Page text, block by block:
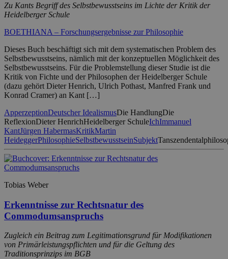
Zu Kants Begriff des Selbstbewusstseins im Lichte der Kritik der
Heidelberger Schule
BOETHIANA – Forschungsergebnisse zur Philosophie
Dieses Buch beschäftigt sich mit dem systematischen Problem des
Selbstbewusstseins, nämlich mit der konzeptuellen Möglichkeit des
Selbstbewusstseins. Für die Problemstellung dieser Studie ist die
Kritik von Fichte und der Philosophen der Heidelberger Schule
(dazu gehört Dieter Henrich, Ulrich Pothast, Manfred Frank und
Konrad Cramer) an Kant […]
ApperzeptionDeutscher IdealismusDie HandlungDie
ReflexionDieter HenrichHeidelberger SchuleIchImmanuel
KantJürgen HabermasKritikMartin
HeideggerPhilosophieSelbstbewusstseinSubjekt
Tobias Weber
Erkenntnisse zur Rechtsnatur des
Commodumsanspruchs
Zugleich ein Beitrag zum Legitimationsgrund für Modifikationen
von Primärleistungspflichten und für die Geltung des
Traditionsprinzips im BGB